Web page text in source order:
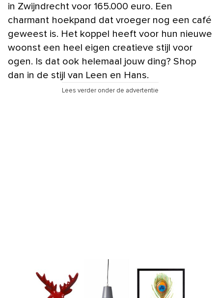
in Zwijndrecht voor 165.000 euro. Een
charmant hoekpand dat vroeger nog een café
geweest is. Het koppel heeft voor hun nieuwe
woonst een heel eigen creatieve stijl voor
ogen. Is dat ook helemaal jouw ding? Shop
dan in de stijl van Leen en Hans.
Lees verder onder de advertentie